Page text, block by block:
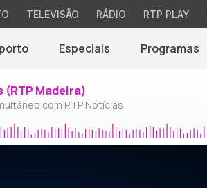
TELEVISÃO RÁDIO RTP PLAY
Especiais Programas
(RTP Madeira)
com RTP Notícias